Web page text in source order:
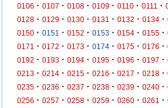
0106 · 0107 · 0108 · 0109 · 0110 · 0111 ·
0128 · 0129 · 0130 · 0131 · 0132 · 0134 ·
0150 · 0151 · 0152 · 0153 · 0154 · 0155 ·
0171
· 0172 · 0173 · 0174 · 0175 · 0176 ·
0192 · 0193 · 0194 · 0195 · 0196 · 0197 ·
0213 · 0214 · 0215 · 0216 · 0217 · 0218 ·
0235 · 0236 · 0237 · 0238 · 0239 · 0240 ·
0256 · 0257 · 0258 · 0259 · 0260 · 0261 ·